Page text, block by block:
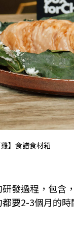
】食譜食材箱
發過程，包含
要2-3個月的時